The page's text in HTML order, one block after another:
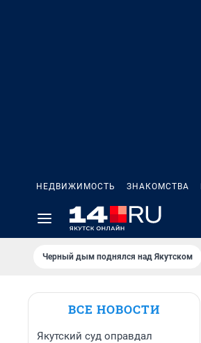
НЕДВИЖИМОСТЬ ЗНАКОМСТВА
Черный дым поднялся над Якутском
ВСЕ НОВОСТИ
Якутский суд оправдал